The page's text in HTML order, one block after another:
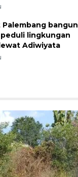
Palembang bangun
lingkungan
Adiwiyata